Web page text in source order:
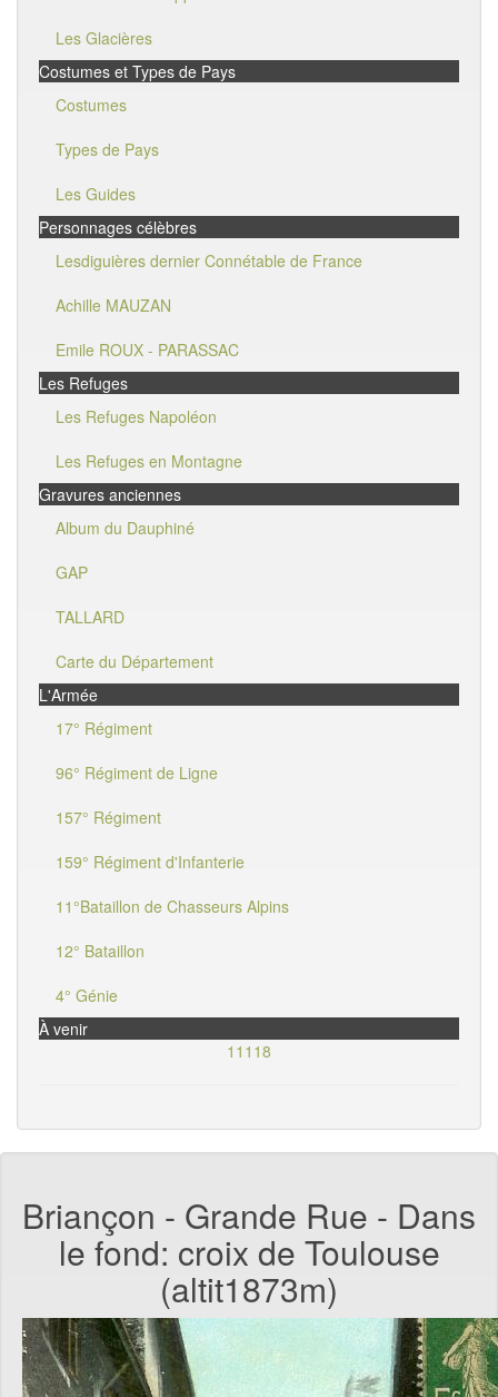
Les Glacières
Costumes et Types de Pays
Costumes
Types de Pays
Les Guides
Personnages célèbres
Lesdiguières dernier Connétable de France
Achille MAUZAN
Emile ROUX - PARASSAC
Les Refuges
Les Refuges Napoléon
Les Refuges en Montagne
Gravures anciennes
Album du Dauphiné
GAP
TALLARD
Carte du Département
L'Armée
17° Régiment
96° Régiment de Ligne
157° Régiment
159° Régiment d'Infanterie
11°Bataillon de Chasseurs Alpins
12° Bataillon
4° Génie
À venir
11118
Briançon - Grande Rue - Dans
le fond: croix de Toulouse
(altit1873m)